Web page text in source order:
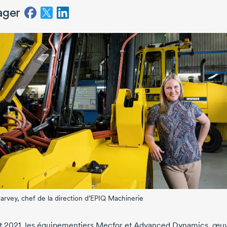
chef de la direction d’EPIQ Machinerie
2021 , les équipementiers Mecfor et Advanced Dynamics,